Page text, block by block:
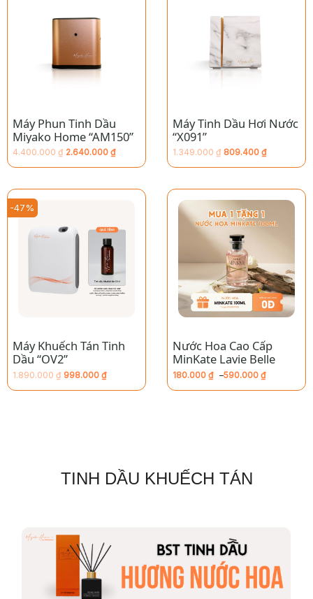
Máy Phun Tinh Dầu
Miyako Home “AM150”
4.400.000 ₫
gốc
2.640.000 ₫
hiện
2.640.000 ₫.
Máy Tinh Dầu Hơi Nước
“X091”
1.349.000 ₫
gốc
809.400 ₫
hiện
809.400 ₫.
-47%
Máy Khuếch Tán Tinh
Dầu “OV2”
1.890.000 ₫
gốc
998.000 ₫
hiện
Nước Hoa Cao Cấp
MinKate Lavie Belle
180.000 ₫ –590.000 ₫
giá:
TINH DẦU KHUẾCH TÁN